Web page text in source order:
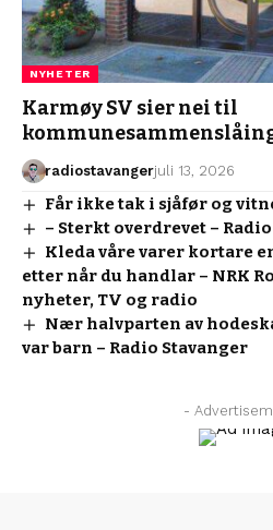
NYHETER
Karmøy SV sier nei til
radiostavangerjuli 13, 2026
Får ikke tak i sjåfør og
– Sterkt overdrevet –
Kleda våre varer kortare
etter når du handlar – NRK
nyheter, TV og radio
Nær halvparten av
var barn – Radio Stavanger
-